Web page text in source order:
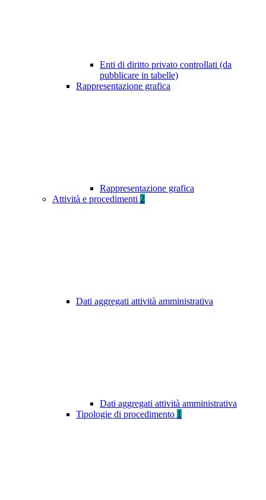
Enti di diritto privato controllati (da
pubblicare in tabelle)
Rappresentazione grafica
Rappresentazione grafica
Attività e procedimenti 2
Dati aggregati attività amministrativa
Dati aggregati attività amministrativa
Tipologie di procedimento 1